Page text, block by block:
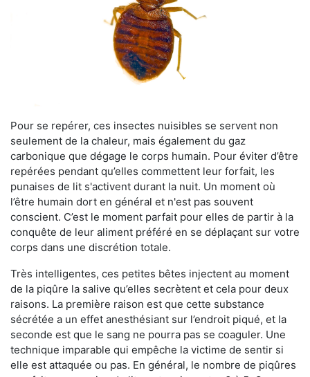
Pour se repérer, ces insectes nuisibles se servent non
seulement de la chaleur, mais également du gaz
carbonique que dégage le corps humain. Pour éviter d’être
repérées pendant qu’elles commettent leur forfait, les
punaises de lit s'activent durant la nuit. Un moment où
l’être humain dort en général et n'est pas souvent
conscient. C’est le moment parfait pour elles de partir à la
conquête de leur aliment préféré en se déplaçant sur votre
corps dans une discrétion totale.
Très intelligentes, ces petites bêtes injectent au moment
de la piqûre la salive qu’elles secrètent et cela pour deux
raisons. La première raison est que cette substance
sécrétée a un effet anesthésiant sur l’endroit piqué, et la
seconde est que le sang ne pourra pas se coaguler. Une
technique imparable qui empêche la victime de sentir si
elle est attaquée ou pas. En général, le nombre de piqûres